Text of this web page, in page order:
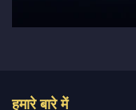
हमारे बारे में